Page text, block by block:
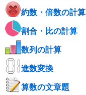
約数・倍数の計算
割合・比の計算
数列の計算
進数変換
算数の文章題